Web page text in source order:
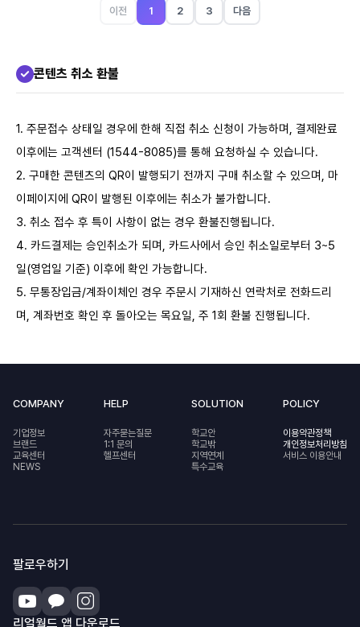
이전 1 2 3 다음
콘텐츠 취소 환불
1. 주문접수 상태일 경우에 한해 직접 취소 신청이 가능하며, 결제완료
이후에는 고객센터 (1544-8085)를 통해 요청하실 수 있습니다.
2. 구매한 콘텐츠의 QR이 발행되기 전까지 구매 취소할 수 있으며, 마
이페이지에 QR이 발행된 이후에는 취소가 불가합니다.
3. 취소 접수 후 특이 사항이 없는 경우 환불진행됩니다.
4. 카드결제는 승인취소가 되며, 카드사에서 승인 취소일로부터 3~5
일(영업일 기준) 이후에 확인 가능합니다.
5. 무통장입금/계좌이체인 경우 주문시 기재하신 연락처로 전화드리
며, 계좌번호 확인 후 돌아오는 목요일, 주 1회 환불 진행됩니다.
COMPANY
기업정보
브랜드
교육센터
NEWS
HELP
자주묻는질문
1:1 문의
헬프센터
SOLUTION
학교안
학교밖
지역연계
특수교육
POLICY
이용약관정책
개인정보처리방침
서비스 이용안내
팔로우하기
리얼월드 앱 다운로드